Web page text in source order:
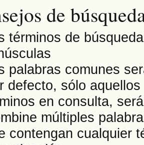
de
términos de
palabras comunes
defecto, sólo
en consulta,
múltiples
contengan cualquier